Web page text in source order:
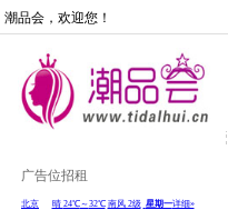
潮品会，欢迎您！
广告位招租